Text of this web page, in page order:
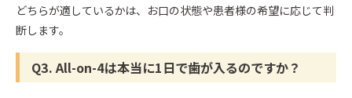
どちらが適しているかは、お口の状態や患者様の希望に応じて判
断します。
Q3. All-on-4は本当に1日で歯が入るのですか？